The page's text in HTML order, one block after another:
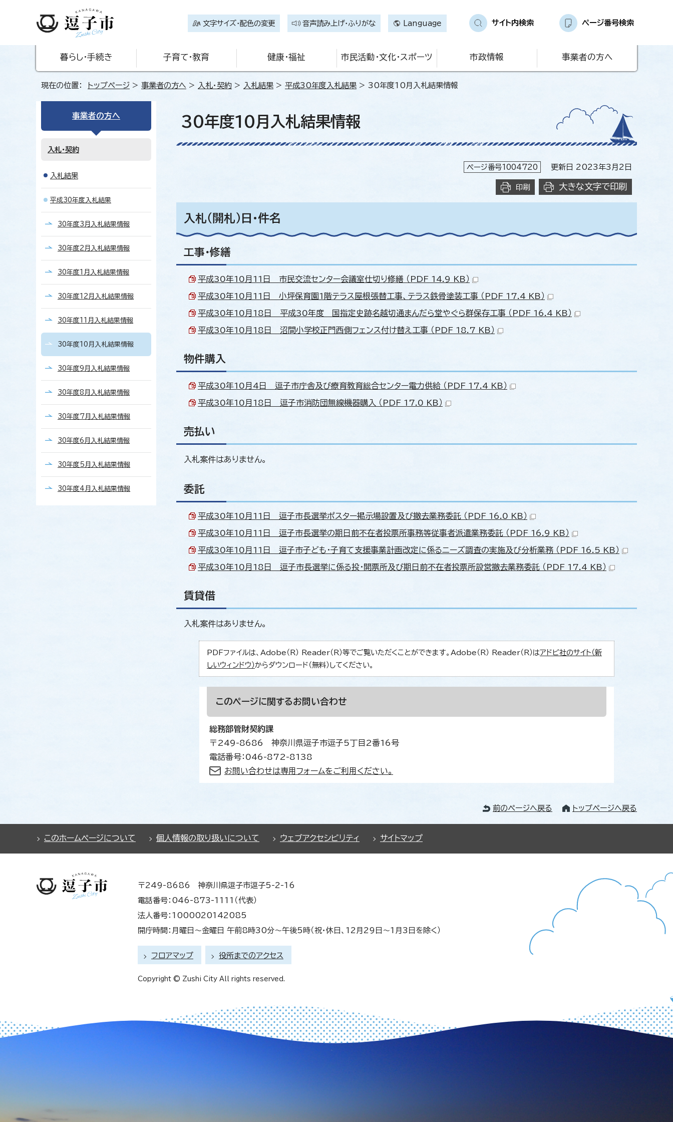
文字サイズ・配色の変更 音声読み上げ・ふりがな Language サイト内検索 ページ番号検索
暮らし・手続き 子育て・教育 健康・福祉 市民活動・文化・スポーツ 市政情報 事業者の方へ
現在の位置： トップページ > 事業者の方へ > 入札・契約 > 入札結果 > 平成30年度入札結果 > 30年度10月入札結果情報
30年度10月入札結果情報
ページ番号1004720 更新日 2023年3月2日
印刷 大きな文字で印刷
入札（開札）日・件名
工事・修繕
平成30年10月11日 市民交流センター会議室仕切り修繕 （PDF 14.9 KB）
平成30年10月11日 小坪保育園1階テラス屋根張替工事、テラス鉄骨塗装工事 （PDF 17.4 KB）
平成30年10月18日 平成30年度 国指定史跡名越切通まんだら堂やぐら群保存工事 （PDF 16.4 KB）
平成30年10月18日 沼間小学校正門西側フェンス付け替え工事 （PDF 18.7 KB）
物件購入
平成30年10月4日 逗子市庁舎及び療育教育総合センター電力供給 （PDF 17.4 KB）
平成30年10月18日 逗子市消防団無線機器購入 （PDF 17.0 KB）
売払い
入札案件はありません。
委託
平成30年10月11日 逗子市長選挙ポスター掲示場設置及び撤去業務委託 （PDF 16.0 KB）
平成30年10月11日 逗子市長選挙の期日前不在者投票所事務等従事者派遣業務委託 （PDF 16.9 KB）
平成30年10月11日 逗子市子ども・子育て支援事業計画改定に係るニーズ調査の実施及び分析業務 （PDF 16.5 KB）
平成30年10月18日 逗子市長選挙に係る投・開票所及び期日前不在者投票所設営撤去業務委託 （PDF 17.4 KB）
賃貸借
入札案件はありません。
PDFファイルは、Adobe（R） Reader（R）等でご覧いただくことができます。Adobe（R） Reader（R）はアドビ社のサイト（新
しいウィンドウ）からダウンロード（無料）してください。
このページに関するお問い合わせ
総務部管財契約課
〒249-8686 神奈川県逗子市逗子5丁目2番16号
電話番号：046-872-8138
お問い合わせは専用フォームをご利用ください。
事業者の方へ
入札・契約
入札結果
平成30年度入札結果
30年度3月入札結果情報
30年度2月入札結果情報
30年度1月入札結果情報
30年度12月入札結果情報
30年度11月入札結果情報
30年度10月入札結果情報
30年度9月入札結果情報
30年度8月入札結果情報
30年度7月入札結果情報
30年度6月入札結果情報
30年度5月入札結果情報
30年度4月入札結果情報
前のページへ戻る トップページへ戻る
このホームページについて 個人情報の取り扱いについて ウェブアクセシビリティ サイトマップ
〒249-8686 神奈川県逗子市逗子5-2-16
電話番号：046-873-1111（代表）
法人番号：1000020142085
開庁時間：月曜日～金曜日 午前8時30分～午後5時（祝・休日、12月29日～1月3日を除く）
フロアマップ 役所までのアクセス
Copyright © Zushi City All rights reserved.